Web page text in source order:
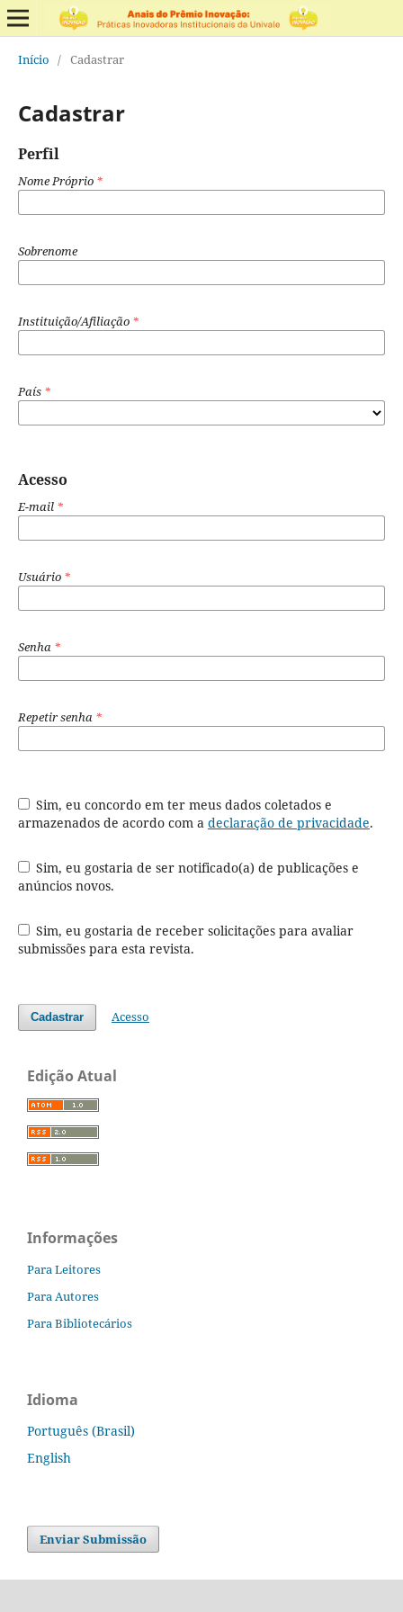
Início / Cadastrar
Cadastrar
Perfil
Nome Próprio *
Sobrenome
Instituição/Afiliação *
País *
Acesso
E-mail *
Usuário *
Senha *
Repetir senha *
Sim, eu concordo em ter meus dados coletados e
armazenados de acordo com a declaração de privacidade.
Sim, eu gostaria de ser notificado(a) de publicações e
anúncios novos.
Sim, eu gostaria de receber solicitações para avaliar
submissões para esta revista.
Cadastrar Acesso
Edição Atual
Informações
Para Leitores
Para Autores
Para Bibliotecários
Idioma
Português (Brasil)
English
Enviar Submissão